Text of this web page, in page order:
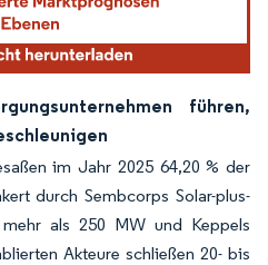
führen,
im Jahr 2025 64,20 % der
durch Sembcorps Solar-plus-
als 250 MW und Keppels
Akteure schließen 20- bis